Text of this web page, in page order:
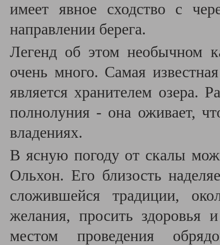
имеет явное сходство с
направлении берега.
Легенд об этом необычном
очень много. Самая
является хранителем озера.
полнолуния - она оживает,
владениях.
В ясную погоду от скалы
Ольхон. Его близость
сложившейся традиции,
желания, просить здоровья
местом проведения